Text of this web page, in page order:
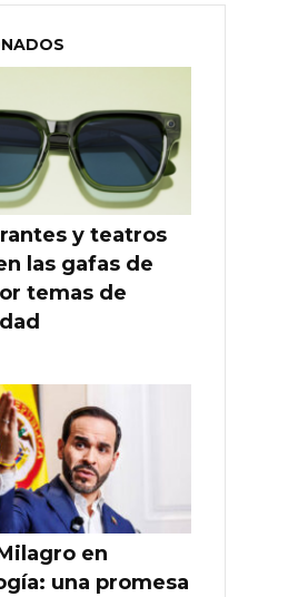
y teatros
las gafas de
temas de
en
una promesa